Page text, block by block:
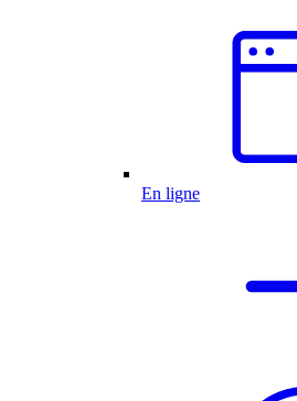
En ligne